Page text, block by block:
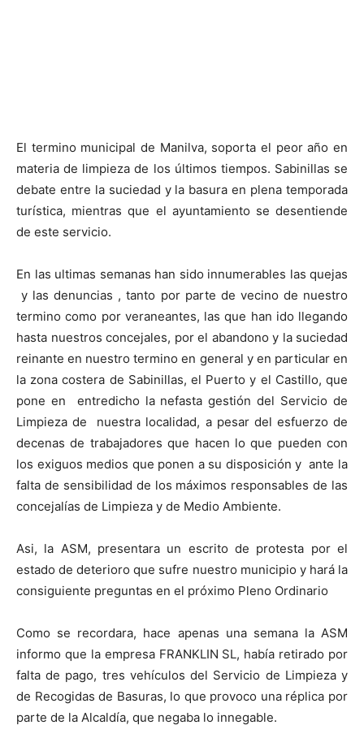
El termino municipal de Manilva, soporta el peor año en
materia de limpieza de los últimos tiempos. Sabinillas se
debate entre la suciedad y la basura en plena temporada
turística, mientras que el ayuntamiento se desentiende
de este servicio.
En las ultimas semanas han sido innumerables las quejas
y las denuncias , tanto por parte de vecino de nuestro
termino como por veraneantes, las que han ido llegando
hasta nuestros concejales, por el abandono y la suciedad
reinante en nuestro termino en general y en particular en
la zona costera de Sabinillas, el Puerto y el Castillo, que
pone en entredicho la nefasta gestión del Servicio de
Limpieza de nuestra localidad, a pesar del esfuerzo de
decenas de trabajadores que hacen lo que pueden con
los exiguos medios que ponen a su disposición y ante la
falta de sensibilidad de los máximos responsables de las
concejalías de Limpieza y de Medio Ambiente.
Asi, la ASM, presentara un escrito de protesta por el
estado de deterioro que sufre nuestro municipio y hará la
consiguiente preguntas en el próximo Pleno Ordinario
Como se recordara, hace apenas una semana la ASM
informo que la empresa FRANKLIN SL, había retirado por
falta de pago, tres vehículos del Servicio de Limpieza y
de Recogidas de Basuras, lo que provoco una réplica por
parte de la Alcaldía, que negaba lo innegable.